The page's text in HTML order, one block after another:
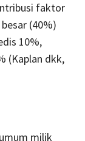
faktor
(40%)
10%,
(Kaplan dkk,
milik